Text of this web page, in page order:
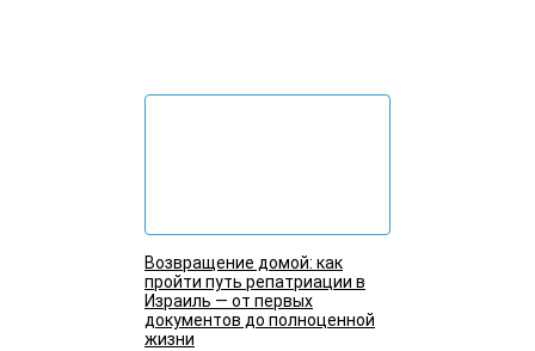
Возвращение домой: как
пройти путь репатриации в
Израиль — от первых
документов до полноценной
жизни